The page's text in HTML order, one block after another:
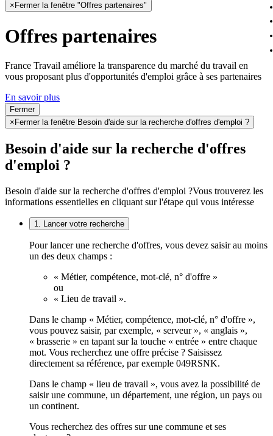
× Fermer la fenêtre "Offres partenaires"
Offres partenaires
France Travail améliore la transparence du marché du travail en
vous proposant plus d'opportunités d'emploi grâce à ses partenaires
En savoir plus
Fermer
× Fermer la fenêtre Besoin d'aide sur la recherche d'offres d'emploi ?
Besoin d'aide sur la recherche d'offres
d'emploi ?
Besoin d'aide sur la recherche d'offres d'emploi ?Vous trouverez les
informations essentielles en cliquant sur l'étape qui vous intéresse
1. Lancer votre recherche
Pour lancer une recherche d'offres, vous devez saisir au moins
un des deux champs :
« Métier, compétence, mot-clé, n° d'offre »
ou
« Lieu de travail ».
Dans le champ « Métier, compétence, mot-clé, n° d'offre »,
vous pouvez saisir, par exemple, « serveur », « anglais »,
« brasserie » en tapant sur la touche « entrée » entre chaque
mot. Vous recherchez une offre précise ? Saisissez
directement sa référence, par exemple 049RSNK.
Dans le champ « lieu de travail », vous avez la possibilité de
saisir une commune, un département, une région, un pays ou
un continent.
Vous recherchez des offres sur une commune et ses